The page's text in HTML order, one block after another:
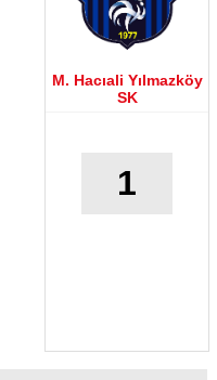
M. Hacıali Yılmazköy
SK
1